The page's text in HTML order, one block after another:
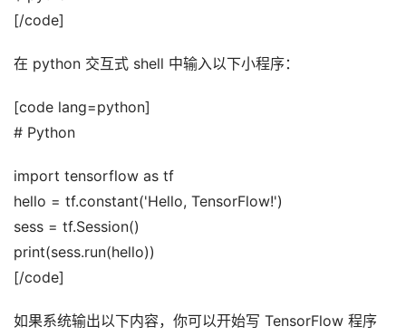
[/code]
在 python 交互式 shell 中输入以下小程序：
[code lang=python]
# Python
import tensorflow as tf
hello = tf.constant('Hello, TensorFlow!')
sess = tf.Session()
print(sess.run(hello))
[/code]
如果系统输出以下内容，你可以开始写 TensorFlow 程序